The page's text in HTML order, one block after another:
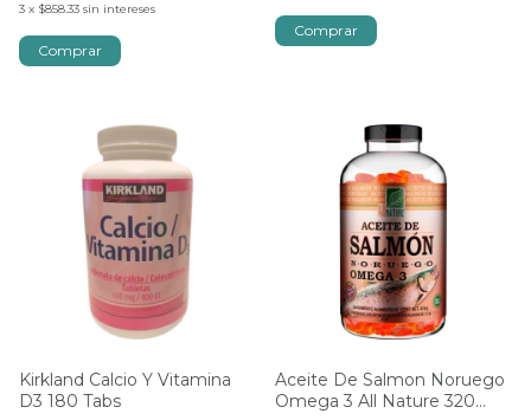
3 x $858.33 sin intereses
Comprar
Comprar
Kirkland Calcio Y Vitamina
D3 180 Tabs
Aceite De Salmon Noruego
Omega 3 All Nature 320